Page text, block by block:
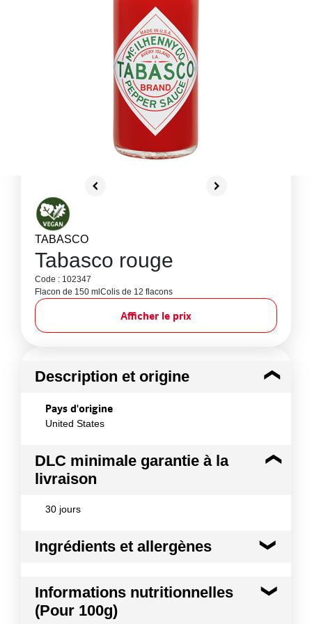
TABASCO
Tabasco rouge
Code : 102347
Flacon de 150 ml Colis de 12 flacons
Afficher le prix
Description et origine
Pays d'origine
United States
DLC minimale garantie à la
livraison
30 jours
Ingrédients et allergènes
Liste d¿ingrédients : vinaigre d¿alcool , piment
rouge (19%), sel.
Informations nutritionnelles
(Pour 100g)